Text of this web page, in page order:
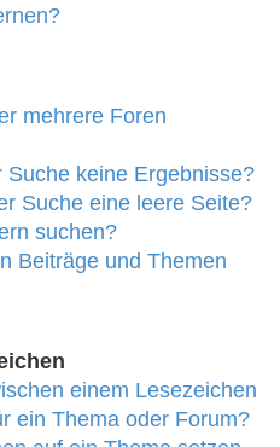
mehrere Foren
keine Ergebnisse?
Suche eine leere Seite?
suchen?
Beiträge und Themen
einem Lesezeichen
ein Thema oder Forum?